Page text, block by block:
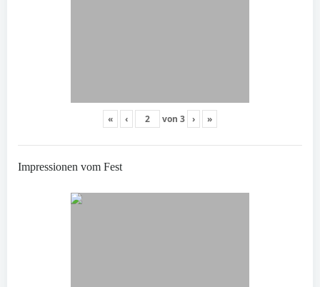
« ‹ von 3 › »
Impressionen vom Fest